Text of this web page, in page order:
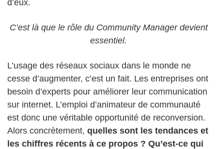
d’eux.
C’est là que le rôle du Community Manager devient
essentiel.
L’usage des réseaux sociaux dans le monde ne
cesse d’augmenter, c’est un fait. Les entreprises ont
besoin d’experts pour améliorer leur communication
sur internet. L’emploi d’animateur de communauté
est donc une véritable opportunité de reconversion.
Alors concrètement, quelles sont les tendances et
les chiffres récents à ce propos ? Qu’est-ce qui